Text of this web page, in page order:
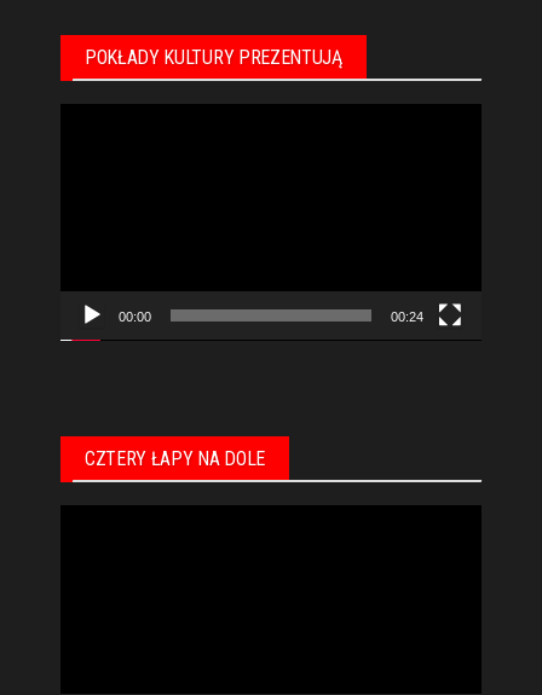
POKŁADY KULTURY PREZENTUJĄ
00:00 00:24
CZTERY ŁAPY NA DOLE